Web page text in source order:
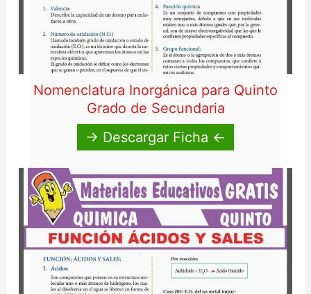
Nomenclatura Inorgánica para Quinto
Grado de Secundaria
→ Descargar Ficha ←